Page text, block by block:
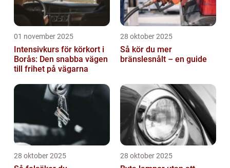
01 november 2025
Intensivkurs för körkort i
Borås: Den snabba vägen
till frihet på vägarna
28 oktober 2025
Så kör du mer
bränslesnålt – en guide
28 oktober 2025 28 oktober 2025